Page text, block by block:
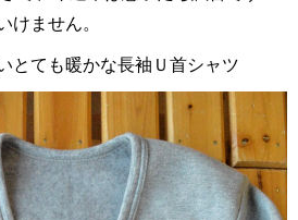
けません。
とても暖かな長袖Ｕ首シャツ